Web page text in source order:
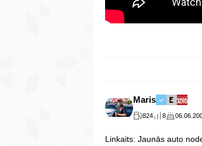
Maris
824 8
Linkaits: Jaunās auto